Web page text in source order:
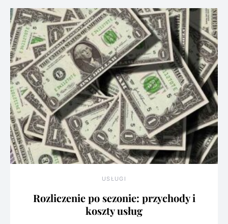
USŁUGI
Rozliczenie po sezonie: przychody i
koszty usług